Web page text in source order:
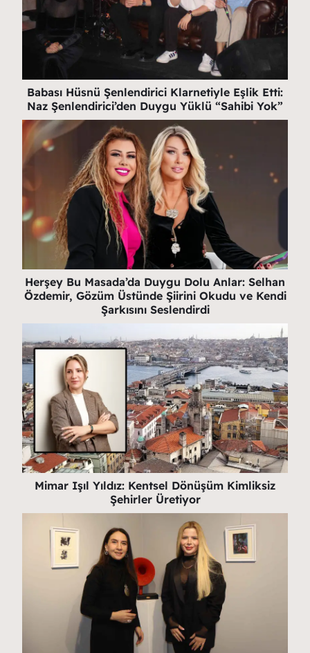
Babası Hüsnü Şenlendirici Klarnetiyle Eşlik Etti:
Naz Şenlendirici’den Duygu Yüklü “Sahibi Yok”
Herşey Bu Masada’da Duygu Dolu Anlar: Selhan
Özdemir, Gözüm Üstünde Şiirini Okudu ve Kendi
Şarkısını Seslendirdi
Mimar Işıl Yıldız: Kentsel Dönüşüm Kimliksiz
Şehirler Üretiyor